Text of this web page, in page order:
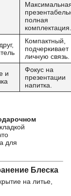
полная
комплектация.
Компактный,
подчеркивает
личную связь.
и
Фокус на
презентации
напитка.
для
Блеска
на литье,